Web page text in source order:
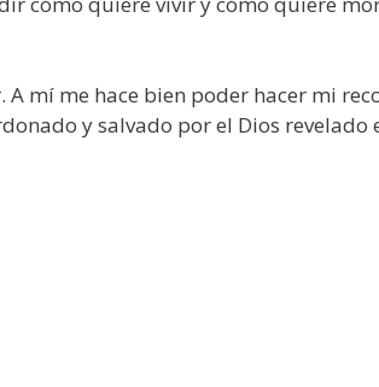
A mí me hace bien poder hacer mi
y salvado por el Dios revelado